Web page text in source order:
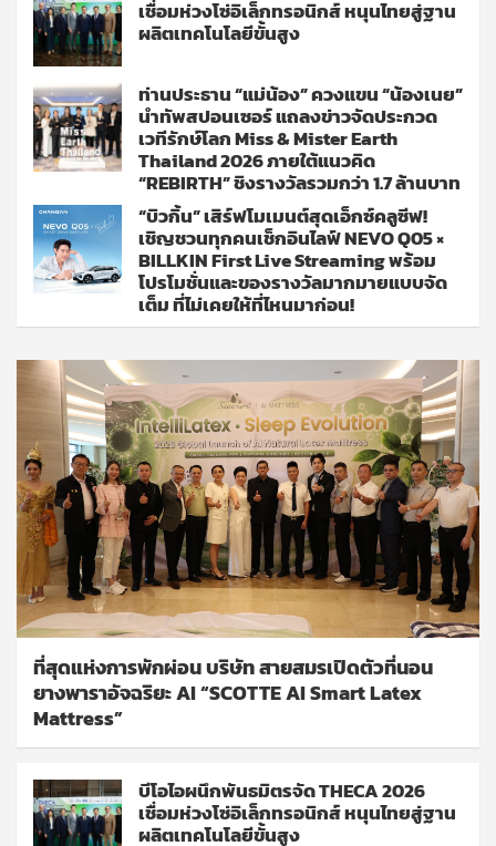
เชื่อมห่วงโซ่อิเล็กทรอนิกส์ หนุนไทยสู่ฐาน
ผลิตเทคโนโลยีขั้นสูง
ท่านประธาน “แม่น้อง” ควงแขน “น้องเนย”
นำทัพสปอนเซอร์ แถลงข่าวจัดประกวด
เวทีรักษ์โลก Miss & Mister Earth
Thailand 2026 ภายใต้แนวคิด
“REBIRTH” ชิงรางวัลรวมกว่า 1.7 ล้านบาท
“บิวกิ้น” เสิร์ฟโมเมนต์สุดเอ็กซ์คลูซีฟ!
เชิญชวนทุกคนเช็กอินไลฟ์ NEVO Q05 ×
BILLKIN First Live Streaming พร้อม
โปรโมชั่นและของรางวัลมากมายแบบจัด
เต็ม ที่ไม่เคยให้ที่ไหนมาก่อน!
ที่สุดแห่งการพักผ่อน บริษัท สายสมรเปิดตัวที่นอน
ยางพาราอัจฉริยะ AI “SCOTTE AI Smart Latex
Mattress”
บีโอไอผนึกพันธมิตรจัด THECA 2026
เชื่อมห่วงโซ่อิเล็กทรอนิกส์ หนุนไทยสู่ฐาน
ผลิตเทคโนโลยีขั้นสูง